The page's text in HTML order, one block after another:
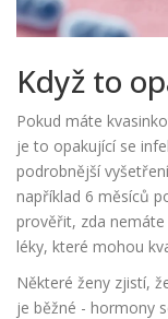
Když to
Pokud máte
je to opakující se
podrobnější
například 6 měsíců
prověřit, zda
léky, které mohou
Některé ženy zjistí,
je běžné - hormony